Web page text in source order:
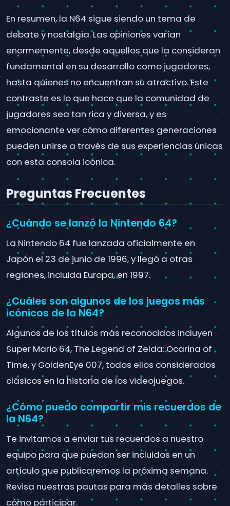
En resumen, la N64 sigue siendo un tema de
debate y nostalgia. Las opiniones varían
enormemente, desde aquellos que la consideran
fundamental en su desarrollo como jugadores,
hasta quienes no encuentran su atractivo. Este
contraste es lo que hace que la comunidad de
jugadores sea tan rica y diversa, y es
emocionante ver cómo diferentes generaciones
pueden unirse a través de sus experiencias únicas
con esta consola icónica.
Preguntas Frecuentes
¿Cuándo se lanzó la Nintendo 64?
La Nintendo 64 fue lanzada oficialmente en
Japón el 23 de junio de 1996, y llegó a otras
regiones, incluida Europa, en 1997.
¿Cuáles son algunos de los juegos más
icónicos de la N64?
Algunos de los títulos más reconocidos incluyen
Super Mario 64, The Legend of Zelda: Ocarina of
Time, y GoldenEye 007, todos ellos considerados
clásicos en la historia de los videojuegos.
¿Cómo puedo compartir mis recuerdos de
la N64?
Te invitamos a enviar tus recuerdos a nuestro
equipo para que puedan ser incluidos en un
artículo que publicaremos la próxima semana.
Revisa nuestras pautas para más detalles sobre
cómo participar.